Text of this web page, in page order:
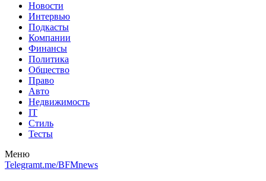
Новости
Интервью
Подкасты
Компании
Финансы
Политика
Общество
Право
Авто
Недвижимость
IT
Стиль
Тесты
Меню
Telegramt.me/BFMnews